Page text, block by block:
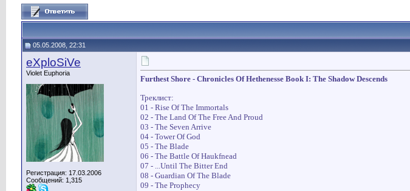
05.05.2008, 22:31
eXploSiVe
Violet Euphoria
Регистрация: 17.03.2006
Сообщений: 1,315
Furthest Shore - Chronicles Of Hethenesse Book I: The Shadow Descends
Треклист:
01 - Rise Of The Immortals
02 - The Land Of The Free And Proud
03 - The Seven Arrive
04 - Tower Of God
05 - The Blade
06 - The Battle Of Haukfnead
07 - ...Until The Bitter End
08 - Guardian Of The Blade
09 - The Prophecy